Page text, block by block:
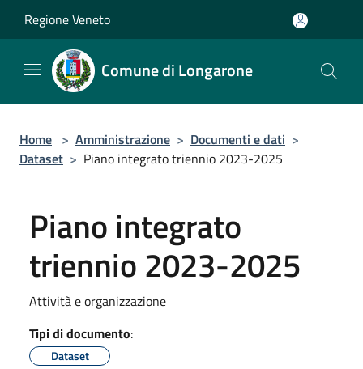
Regione Veneto
Comune di Longarone
Home > Amministrazione > Documenti e dati >
Dataset > Piano integrato triennio 2023-2025
Piano integrato
triennio 2023-2025
Attività e organizzazione
Tipi di documento:
Dataset